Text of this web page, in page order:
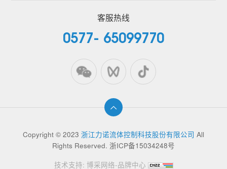
客服热线
0577- 65099770
Copyright © 2023 浙江力诺流体控制科技股份有限公司 All
Rights Reserved. 浙ICP备15034248号
技术支持: 博采网络-品牌中心